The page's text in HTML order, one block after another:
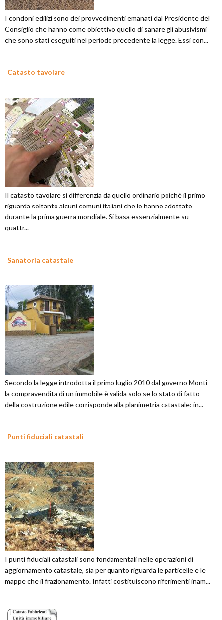
I condoni edilizi sono dei provvedimenti emanati dal Presidente del
Consiglio che hanno come obiettivo quello di sanare gli abusivismi
che sono stati eseguiti nel periodo precedente la legge. Essi con...
Catasto tavolare
Il catasto tavolare si differenzia da quello ordinario poiché il primo
riguarda soltanto alcuni comuni italiani che lo hanno adottato
durante la prima guerra mondiale. Si basa essenzialmente su
quattr...
Sanatoria catastale
Secondo la legge introdotta il primo luglio 2010 dal governo Monti
la compravendita di un immobile è valida solo se lo stato di fatto
della costruzione edile corrisponde alla planimetria catastale: in...
Punti fiduciali catastali
I punti fiduciali catastali sono fondamentali nelle operazioni di
aggiornamento catastale, sia per quanto riguarda le particelle e le
mappe che il frazionamento. Infatti costituiscono riferimenti inam...